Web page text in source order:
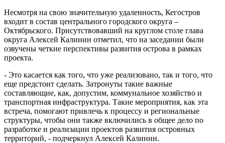
Несмотря на свою значительную удаленность, Кегостров
входит в состав центрального городского округа –
Октябрьского. Присутствовавший на круглом столе глава
округа Алексей Калинин отметил, что на заседании были
озвучены четкие перспективы развития острова в рамках
проекта.
- Это касается как того, что уже реализовано, так и того, что
еще предстоит сделать. Затронуты такие важные
составляющие, как, допустим, коммунальное хозяйство и
транспортная инфраструктура. Такие мероприятия, как эта
встреча, помогают привлечь к процессу и региональные
структуры, чтобы они также включились в общее дело по
разработке и реализации проектов развития островных
территорий, - подчеркнул Алексей Калинин.